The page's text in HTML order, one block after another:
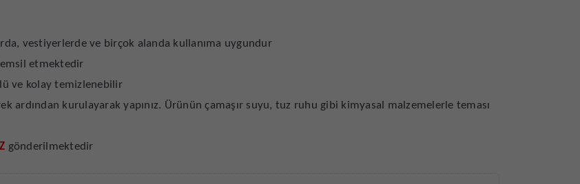
vestiyerlerde ve birçok alanda kullanıma uygundur
etmektedir
ve kolay temizlenebilir
ardından kurulayarak yapınız. Ürünün çamaşır suyu, tuz ruhu gibi kimyasal malzemelerle teması
gönderilmektedir